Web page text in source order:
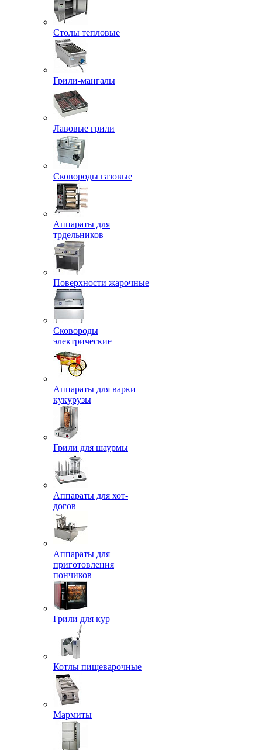
Столы тепловые
Грили-мангалы
Лавовые грили
Сковороды газовые
Аппараты для
трдельников
Поверхности жарочные
Сковороды
электрические
Аппараты для варки
кукурузы
Грили для шаурмы
Аппараты для хот-
догов
Аппараты для
приготовления
пончиков
Грили для кур
Котлы пищеварочные
Мармиты